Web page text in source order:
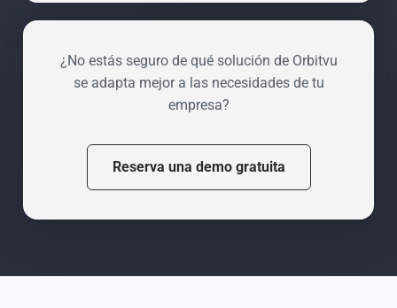
¿No estás seguro de qué solución de Orbitvu
se adapta mejor a las necesidades de tu
empresa?
Reserva una demo gratuita